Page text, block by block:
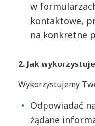
w
kontaktowe,
na konkretne
2. Jak
Wykorzystujemy
Odpowiadać
żądane